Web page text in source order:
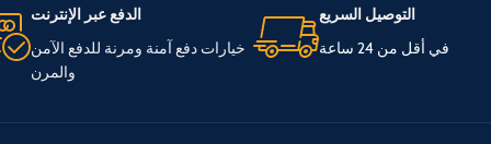
التوصيل السريع
في أقل من 24 ساعة
الدفع عبر الإنترنت
خيارات دفع آمنة ومرنة للدفع الآمن
والمرن